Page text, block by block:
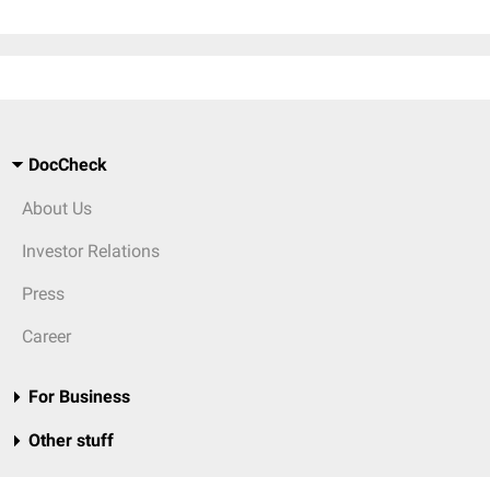
DocCheck
About Us
Investor Relations
Press
Career
For Business
Other stuff